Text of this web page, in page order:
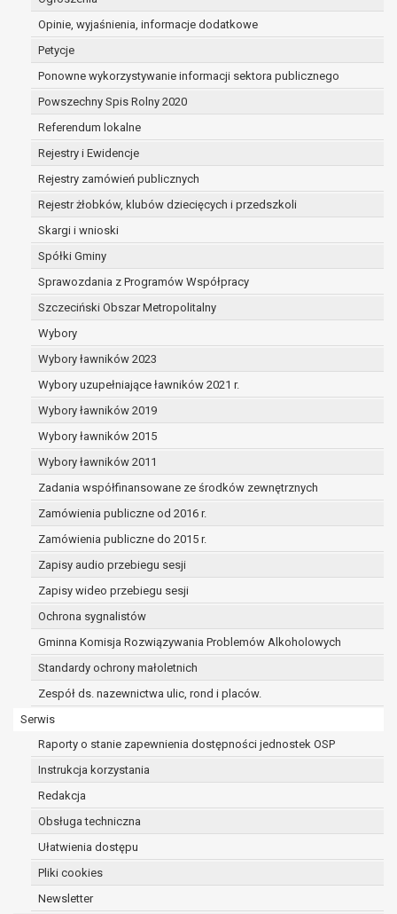
Opinie, wyjaśnienia, informacje dodatkowe
Petycje
Ponowne wykorzystywanie informacji sektora publicznego
Powszechny Spis Rolny 2020
Referendum lokalne
Rejestry i Ewidencje
Rejestry zamówień publicznych
Rejestr żłobków, klubów dziecięcych i przedszkoli
Skargi i wnioski
Spółki Gminy
Sprawozdania z Programów Współpracy
Szczeciński Obszar Metropolitalny
Wybory
Wybory ławników 2023
Wybory uzupełniające ławników 2021 r.
Wybory ławników 2019
Wybory ławników 2015
Wybory ławników 2011
Zadania współfinansowane ze środków zewnętrznych
Zamówienia publiczne od 2016 r.
Zamówienia publiczne do 2015 r.
Zapisy audio przebiegu sesji
Zapisy wideo przebiegu sesji
Ochrona sygnalistów
Gminna Komisja Rozwiązywania Problemów Alkoholowych
Standardy ochrony małoletnich
Zespół ds. nazewnictwa ulic, rond i placów.
Serwis
Raporty o stanie zapewnienia dostępności jednostek OSP
Instrukcja korzystania
Redakcja
Obsługa techniczna
Ułatwienia dostępu
Pliki cookies
Newsletter
dane są nieprawidłowe lub
niekompletne;
osobowych (tzw. prawo do bycia
zapomnianym) na podstawie art. 17 RODO,
w przypadku gdy:
dane nie są już niezbędne do celów,
sposób przetwarzane,
osoba, której dane dotyczą, wniosła
sprzeciw wobec przetwarzania
osoba, której dane dotyczą wycofała
osobowych, która jest podstawą
przetwarzania danych i nie ma innej
podstawy prawnej przetwarzania
dane osobowe przetwarzane są
niezgodnie z prawem,
dane osobowe muszą być usunięte w
celu wywiązania się z obowiązku
wynikającego z przepisów prawa;
prawo do żądania ograniczenia
przetwarzania danych osobowych na
podstawie art. 18 RODO, w przypadku gdy:
osoba, której dane dotyczą
kwestionuje prawidłowość danych
osobowych – na okres pozwalający
administratorowi sprawdzić
prawidłowość tych danych,
przetwarzanie danych jest niezgodne
z prawem, a osoba, której dane
dotyczą, sprzeciwia się usunięciu
danych, żądając w zamian ich
ograniczenia,
której dane dotyczą, potrzebuje ich do
ustalenia, obrony lub dochodzenia
osoba, której dane dotyczą, wniosła
sprzeciw wobec przetwarzania
danych - do czasu ustalenia czy
stronie administratora są nadrzędne